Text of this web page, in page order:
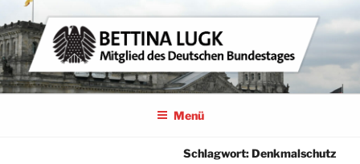
Zum
Inhalt
springen
BETTINA LUGK
MITGLIED DES DEUTSCHEN BUNDESTAGES
Menü
Schlagwort:Denkmalschutz